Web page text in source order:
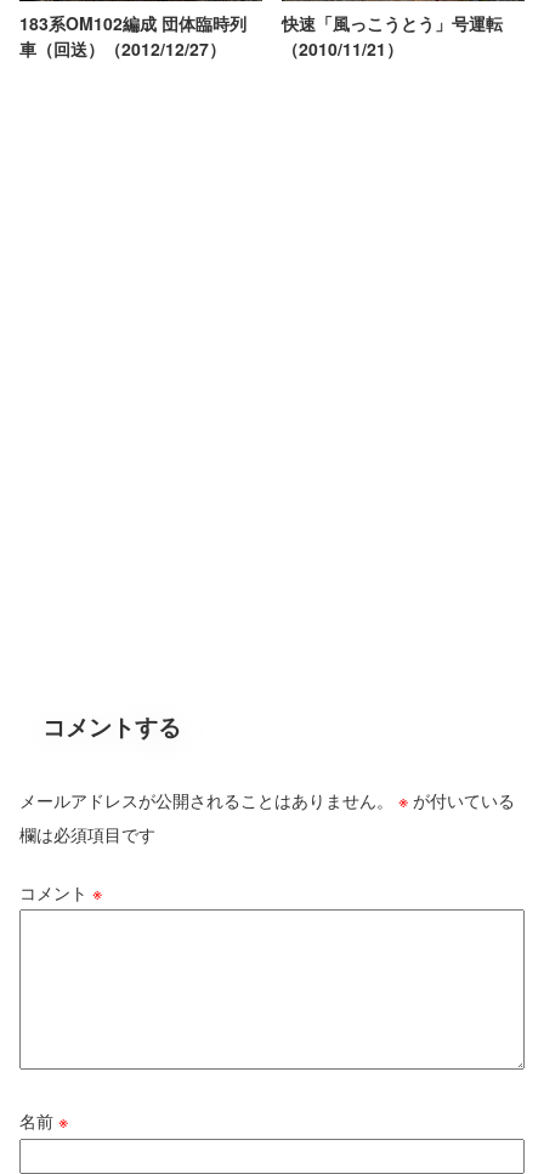
183系OM102編成 団体臨時列
車（回送）（2012/12/27）
快速「風っこうとう」号運転
（2010/11/21）
コメントする
メールアドレスが公開されることはありません。 ※が付いている
欄は必須項目です
コメント ※
名前※